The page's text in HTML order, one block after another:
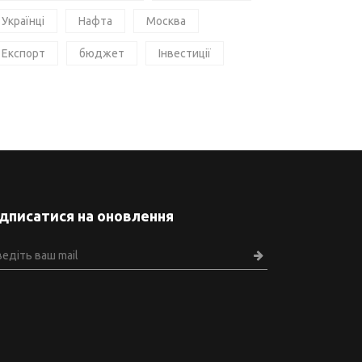
Українці Нафта Москва
Експорт бюджет Інвестиції
на оновлення